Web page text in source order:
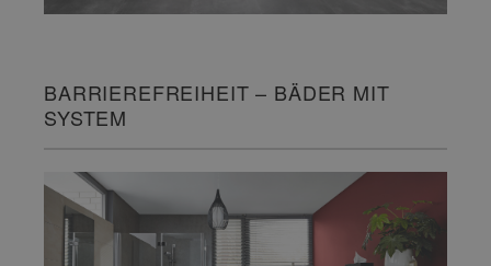
BARRIEREFREIHEIT – BÄDER MIT
SYSTEM